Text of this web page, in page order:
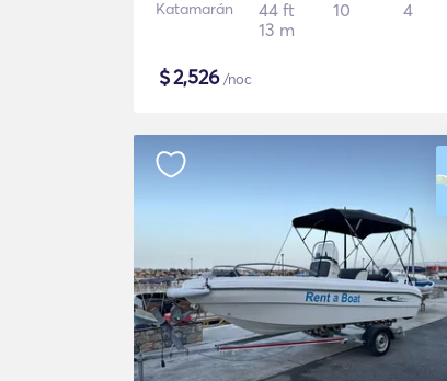
Katamarán
44 ft
13 m
10 4
$2,526/noc